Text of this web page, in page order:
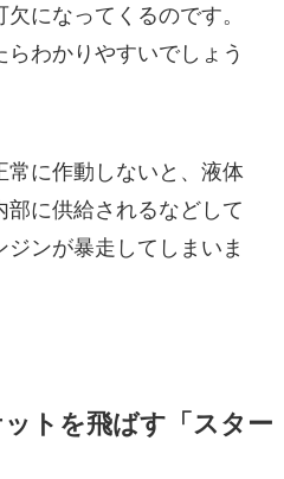
になってくるのです。
わかりやすいでしょう
常に作動しないと、液体
に供給されるなどして
ンが暴走してしまいま
トを飛ばす「スター